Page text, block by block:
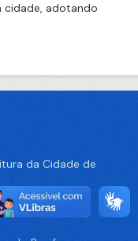
cidade, adotando
da Cidade de
de Dados